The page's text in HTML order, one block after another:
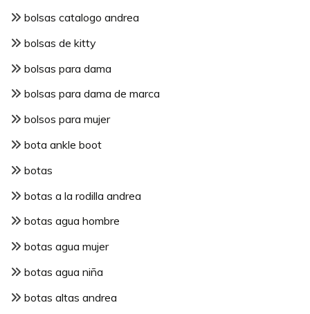
bolsas catalogo andrea
bolsas de kitty
bolsas para dama
bolsas para dama de marca
bolsos para mujer
bota ankle boot
botas
botas a la rodilla andrea
botas agua hombre
botas agua mujer
botas agua niña
botas altas andrea